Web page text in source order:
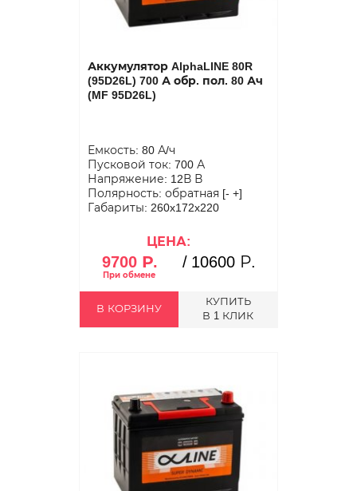
Аккумулятор AlphaLINE 80R
(95D26L) 700 А обр. пол. 80 Ач
(MF 95D26L)
Емкость: 80 А/ч
Пусковой ток: 700 А
Напряжение: 12В В
Полярность: обратная [- +]
Габариты: 260x172x220
ЦЕНА:
9700 Р. / 10600 Р.
В КОРЗИНУ
КУПИТЬ
В 1 КЛИК